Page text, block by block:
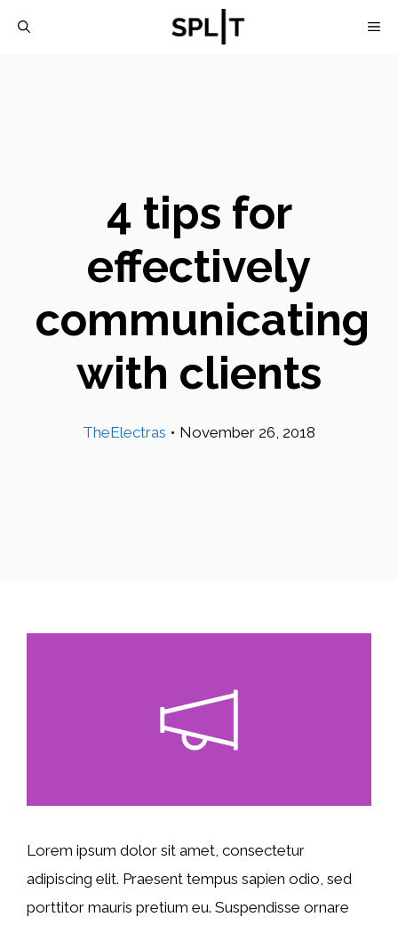
4 tips for
effectively
communicating
with clients
TheElectras • November 26, 2018
Lorem ipsum dolor sit amet, consectetur
adipiscing elit. Praesent tempus sapien odio, sed
porttitor mauris pretium eu. Suspendisse ornare